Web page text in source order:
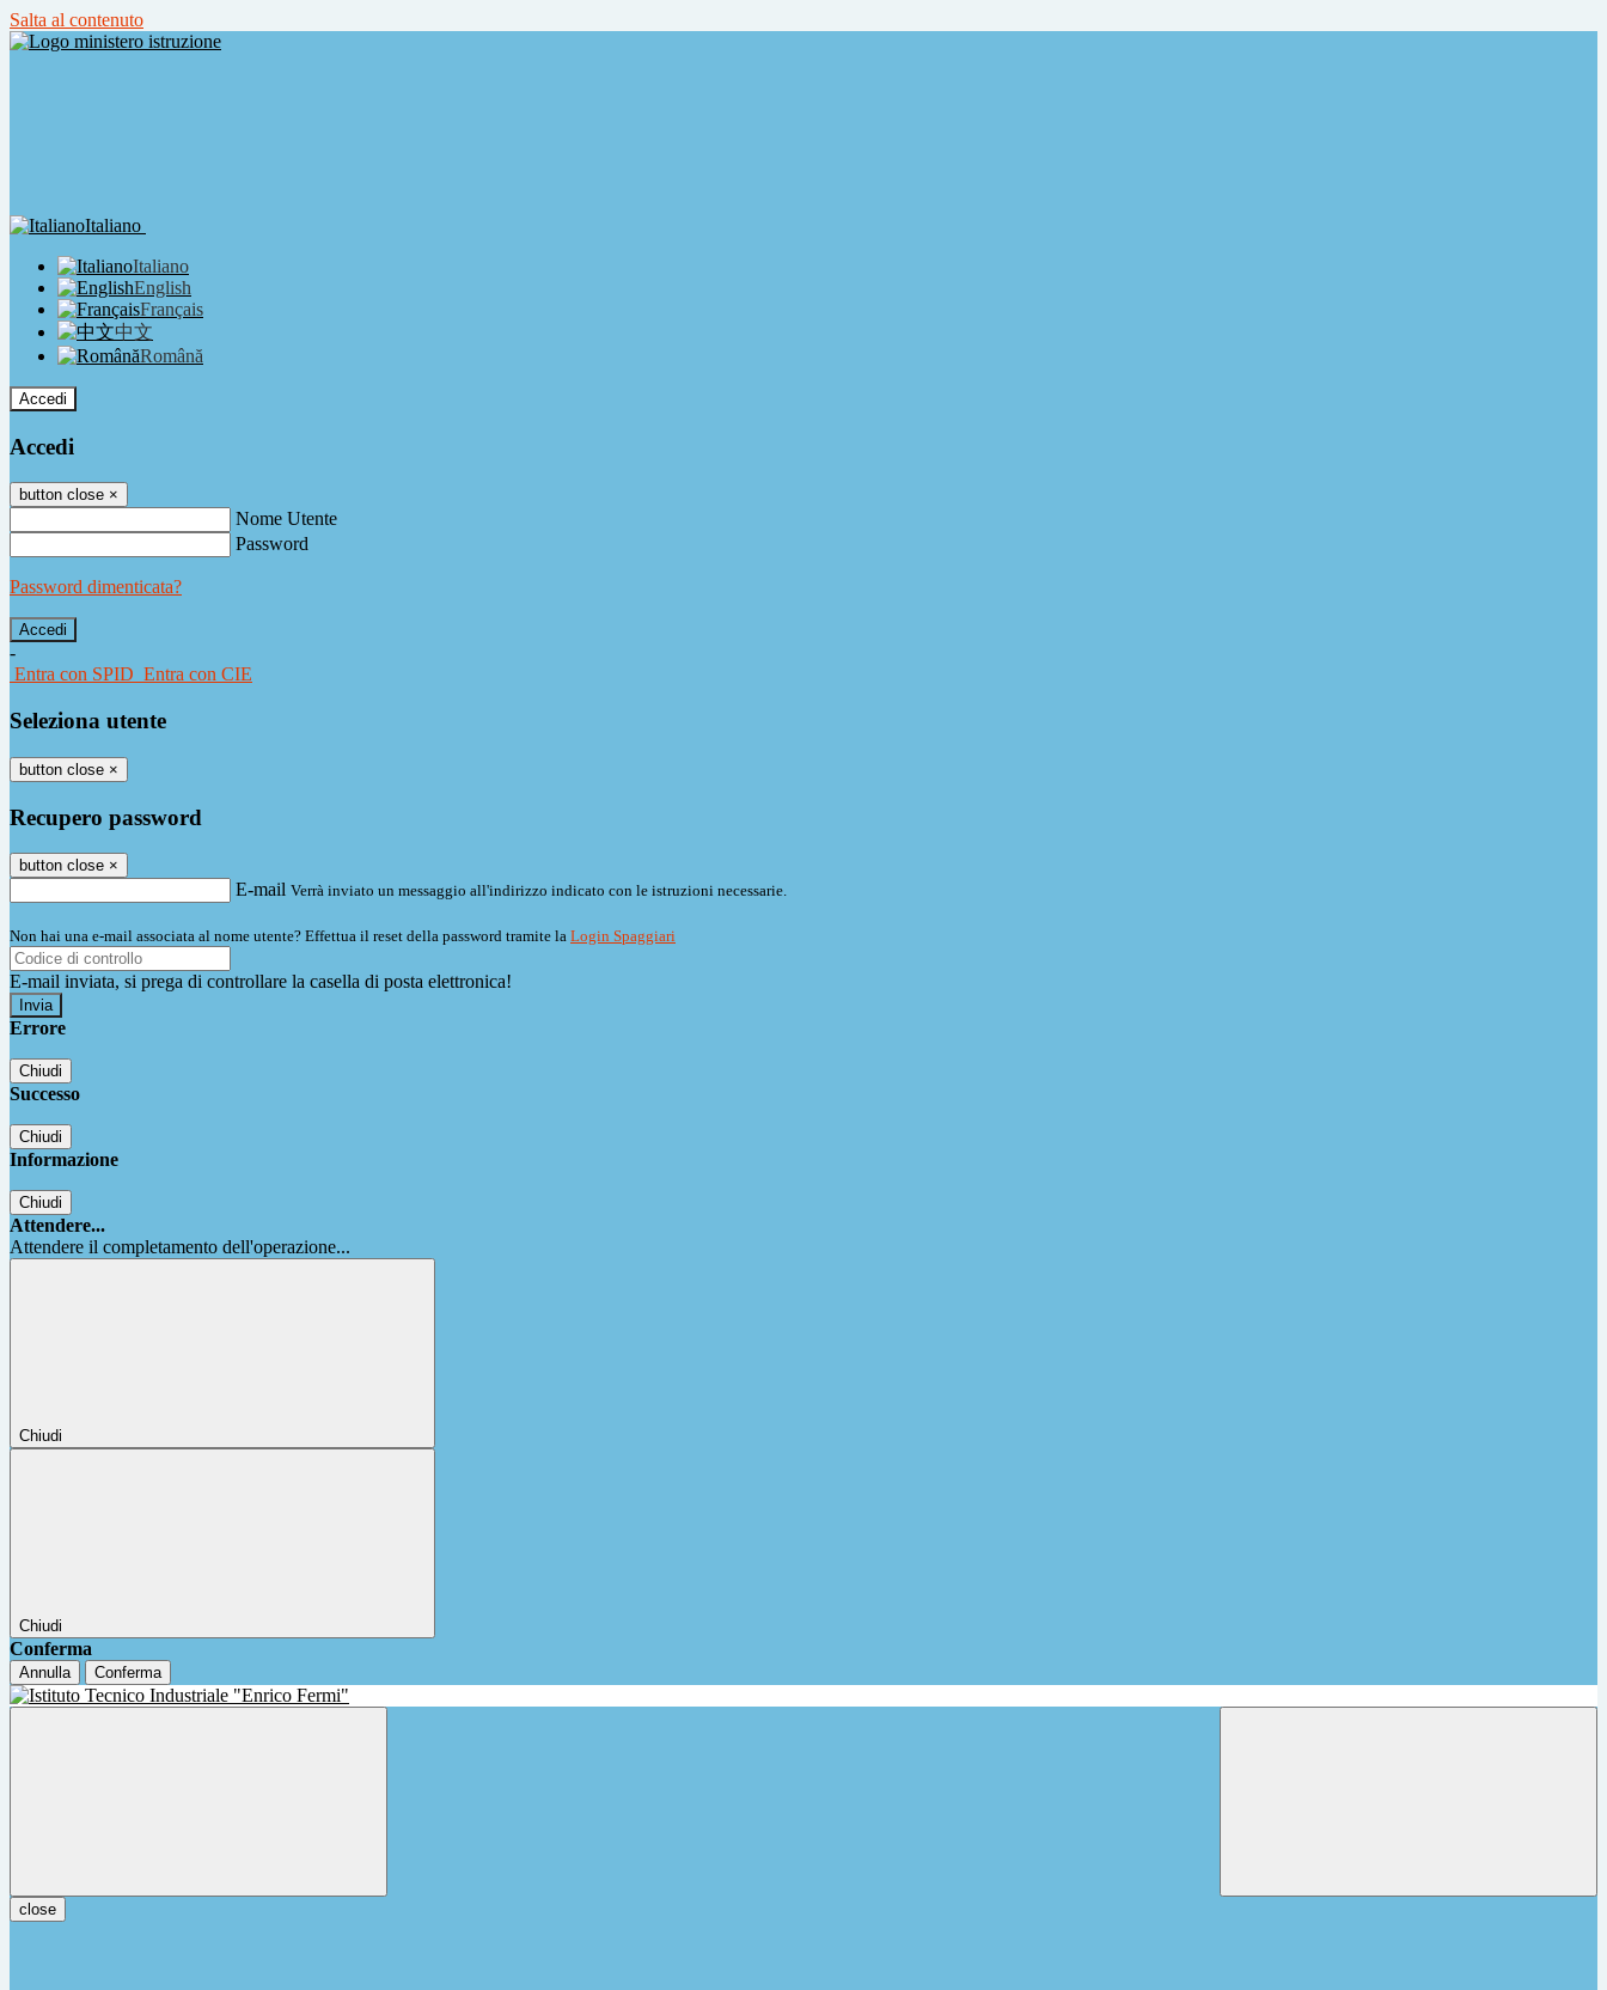
Salta al contenuto
Italiano
Italiano
English
Français
中文
Română
Accedi
Accedi
button close ×
Nome Utente
Password
Password dimenticata?
-
Entra con SPID Entra con CIE
Seleziona utente
button close ×
Recupero password
button close ×
E-mail Verrà inviato un messaggio all'indirizzo indicato con le istruzioni necessarie.
Non hai una e-mail associata al nome utente? Effettua il reset della password tramite la Login Spaggiari
E-mail inviata, si prega di controllare la casella di posta elettronica!
Errore
Chiudi
Successo
Chiudi
Informazione
Chiudi
Attendere...
Attendere il completamento dell'operazione...
Chiudi
Chiudi
Conferma
Annulla Conferma
close